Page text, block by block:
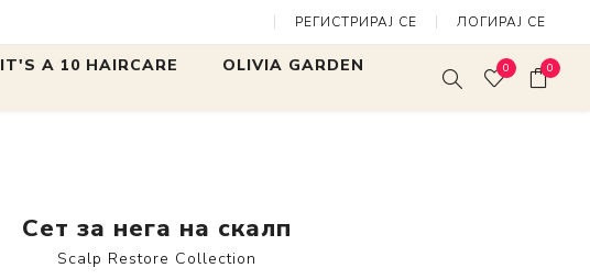
РЕГИСТРИРАЈ СЕ ЛОГИРАЈ СЕ
IT'S A 10 HAIRCARE
Стилизирање
Conditioning Collection
OLIVIA GARDEN
Bamboo Touch
Care & Style
0 0
Сет за нега на скалп
Scalp Restore Collection